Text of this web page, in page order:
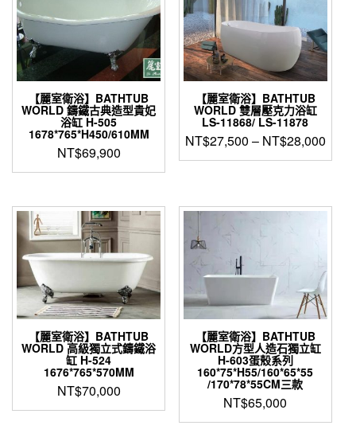
【麗室衛浴】BATHTUB
WORLD 鑄鐵古典造型貴妃
浴缸 H-505
1678*765*H450/610MM
NT$69,900
【麗室衛浴】BATHTUB
WORLD 雙層壓克力浴缸
LS-11868/ LS-11878
NT$27,500 – NT$28,000
此
有
式。
在
產
品
頁
面
選
擇
選
【麗室衛浴】BATHTUB
WORLD 高級獨立式鑄鐵浴
缸 H-524
1676*765*570MM
NT$70,000
【麗室衛浴】BATHTUB
WORLD方型人造石獨立缸
H-603蛋殼系列
160*75*H55/160*65*55
/170*78*55CM三款
NT$65,000